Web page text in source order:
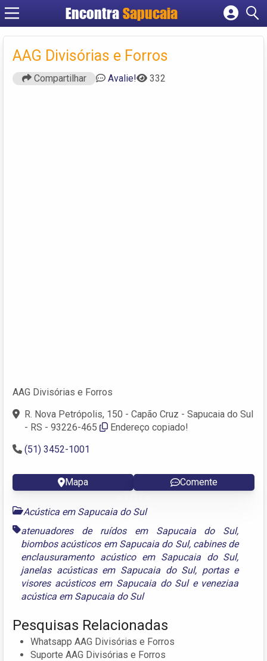
Encontra
Cadastrar empresa
Criar conta
AAG Divisórias e Forros
Compartilhar Avalie! 332
AAG Divisórias e Forros
R. Nova Petrópolis, 150 - Capão Cruz - Sapucaia do Sul
- RS - 93226-465
Endereço copiado!
(51) 3452-1001
Mapa Comente
Acústica em Sapucaia do Sul
atenuadores de ruídos em Sapucaia do Sul,
biombos acústicos em Sapucaia do Sul, cabines de
enclausuramento acústico em Sapucaia do Sul,
janelas acústicas em Sapucaia do Sul, portas e
visores acústicos em Sapucaia do Sule veneziaa
acústica em Sapucaia do Sul
Pesquisas Relacionadas
Whatsapp AAG Divisórias e Forros
Suporte AAG Divisórias e Forros